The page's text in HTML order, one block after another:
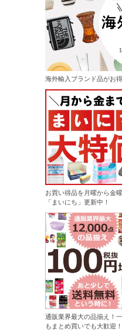
海外輸入ブランド品がお
お買い得品を月曜から金
「まいにち」更新中！
通販業界最大の品揃え！
もまとめ買いでも大歓迎！